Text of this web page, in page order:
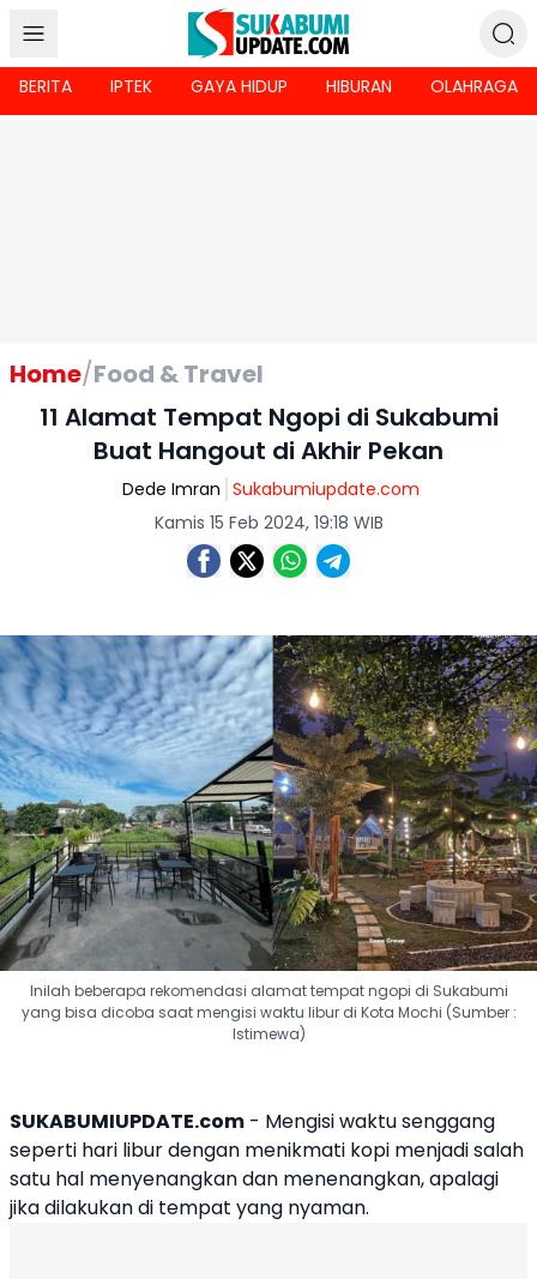
BERITA IPTEK GAYA HIDUP HIBURAN OLAHRAGA
Home/Food & Travel
11 Alamat Tempat Ngopi di Sukabumi
Buat Hangout di Akhir Pekan
Dede Imran Sukabumiupdate.com
Kamis 15 Feb 2024, 19:18 WIB
Inilah beberapa rekomendasi alamat tempat ngopi di Sukabumi
yang bisa dicoba saat mengisi waktu libur di Kota Mochi (Sumber :
Istimewa)
SUKABUMIUPDATE.com - Mengisi waktu senggang
seperti hari libur dengan menikmati kopi menjadi salah
satu hal menyenangkan dan menenangkan, apalagi
jika dilakukan di tempat yang nyaman.